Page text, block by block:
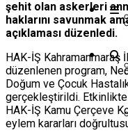
şehit olan askerleri
haklarını savunmak
açıklaması düzenledi.
HAK-İŞ Kahramanmaraş
düzenlenen program,
Doğum ve Çocuk
gerçekleştirildi. Etkinlikte
HAK-İŞ Kamu Çerçeve
eylem kararları